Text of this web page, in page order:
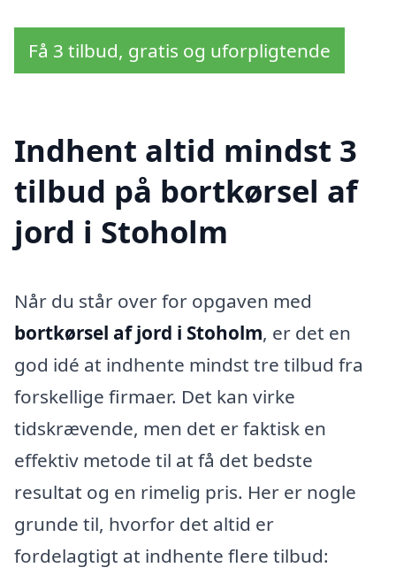
Få 3 tilbud, gratis og uforpligtende
Indhent altid mindst 3
tilbud på bortkørsel af
jord i Stoholm
Når du står over for opgaven med
bortkørsel af jord i Stoholm, er det en
god idé at indhente mindst tre tilbud fra
forskellige firmaer. Det kan virke
tidskrævende, men det er faktisk en
effektiv metode til at få det bedste
resultat og en rimelig pris. Her er nogle
grunde til, hvorfor det altid er
fordelagtigt at indhente flere tilbud: